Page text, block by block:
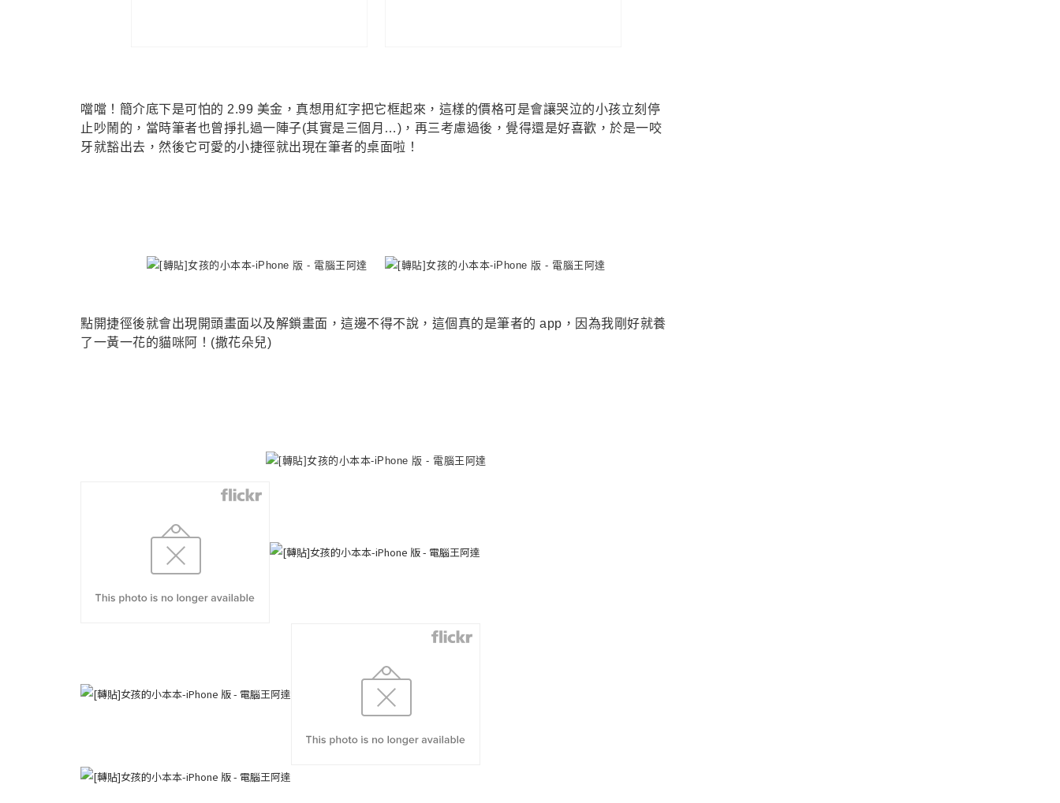
噹噹！簡介底下是可怕的 2.99 美金，真想用紅字把它框起來，這樣的價格可是會讓哭泣的小孩立刻停
止吵鬧的，當時筆者也曾掙扎過一陣子(其實是三個月…)，再三考慮過後，覺得還是好喜歡，於是一咬
牙就豁出去，然後它可愛的小捷徑就出現在筆者的桌面啦！
點開捷徑後就會出現開頭畫面以及解鎖畫面，這邊不得不說，這個真的是筆者的 app，因為我剛好就養
了一黃一花的貓咪阿！(撒花朵兒)